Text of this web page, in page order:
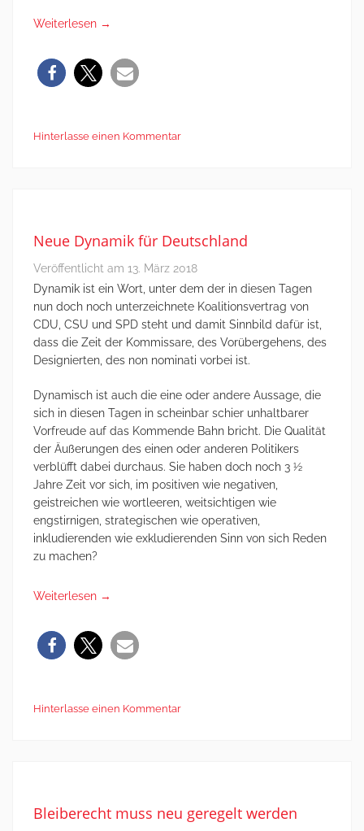
Weiterlesen →
Hinterlasse einen Kommentar
Neue Dynamik für Deutschland
Veröffentlicht am 13. März 2018
Dynamik ist ein Wort, unter dem der in diesen Tagen
nun doch noch unterzeichnete Koalitionsvertrag von
CDU, CSU und SPD steht und damit Sinnbild dafür ist,
dass die Zeit der Kommissare, des Vorübergehens, des
Designierten, des non nominati vorbei ist.
Dynamisch ist auch die eine oder andere Aussage, die
sich in diesen Tagen in scheinbar schier unhaltbarer
Vorfreude auf das Kommende Bahn bricht. Die Qualität
der Äußerungen des einen oder anderen Politikers
verblüfft dabei durchaus. Sie haben doch noch 3 ½
Jahre Zeit vor sich, im positiven wie negativen,
geistreichen wie wortleeren, weitsichtigen wie
engstirnigen, strategischen wie operativen,
inkludierenden wie exkludierenden Sinn von sich Reden
zu machen?
Weiterlesen →
Hinterlasse einen Kommentar
Bleiberecht muss neu geregelt werden